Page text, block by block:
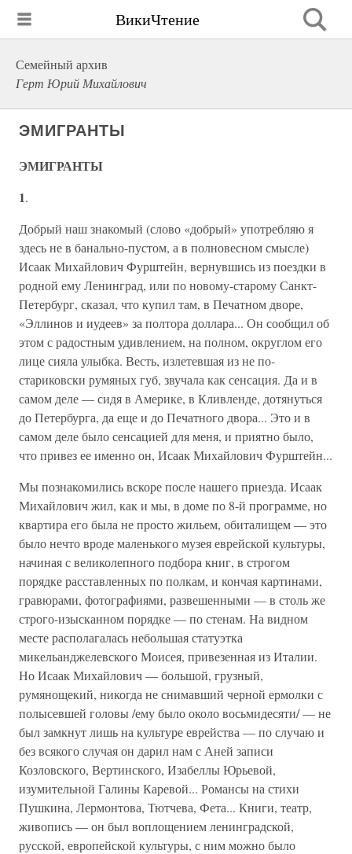
ВикиЧтение
Семейный архив
Герт Юрий Михайлович
ЭМИГРАНТЫ
ЭМИГРАНТЫ
1.
Добрый наш знакомый (слово «добрый» употребляю я
здесь не в банально-пустом, а в полновесном смысле)
Исаак Михайлович Фурштейн, вернувшись из поездки в
родной ему Ленинград, или по новому-старому Санкт-
Петербург, сказал, что купил там, в Печатном дворе,
«Эллинов и иудеев» за полтора доллара... Он сообщил об
этом с радостным удивлением, на полном, округлом его
лице сияла улыбка. Весть, излетевшая из не по-
стариковски румяных губ, звучала как сенсация. Да и в
самом деле — сидя в Америке, в Кливленде, дотянуться
до Петербурга, да еще и до Печатного двора... Это и в
самом деле было сенсацией для меня, и приятно было,
что привез ее именно он, Исаак Михайлович Фурштейн...
Мы познакомились вскоре после нашего приезда. Исаак
Михайлович жил, как и мы, в доме по 8-й программе, но
квартира его была не просто жильем, обиталищем — это
было нечто вроде маленького музея еврейской культуры,
начиная с великолепного подбора книг, в строгом
порядке расставленных по полкам, и кончая картинами,
гравюрами, фотографиями, развешенными — в столь же
строго-изысканном порядке — по стенам. На видном
месте располагалась небольшая статуэтка
микельанджелевского Моисея, привезенная из Италии.
Но Исаак Михайлович — большой, грузный,
румянощекий, никогда не снимавший черной ермолки с
полысевшей головы /ему было около восьмидесяти/ — не
был замкнут лишь на культуре еврейства — по случаю и
без всякого случая он дарил нам с Аней записи
Козловского, Вертинского, Изабеллы Юрьевой,
изумительной Галины Каревой... Романсы на стихи
Пушкина, Лермонтова, Тютчева, Фета... Книги, театр,
живопись — он был воплощением ленинградской,
русской, европейской культуры, с ним можно было